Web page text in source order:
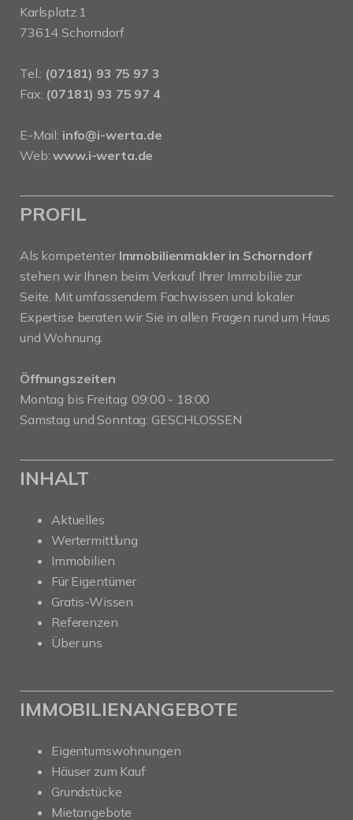
Karlsplatz 1
73614 Schorndorf
Tel.: (07181) 93 75 97 3
Fax: (07181) 93 75 97 4
E-Mail: info@i-werta.de
Web:www.i-werta.de
PROFIL
Als kompetenter Immobilienmakler in Schorndorf
stehen wir Ihnen beim Verkauf Ihrer Immobilie zur
Seite. Mit umfassendem Fachwissen und lokaler
Expertise beraten wir Sie in allen Fragen rund um Haus
und Wohnung.
Öffnungszeiten
Montag bis Freitag: 09:00 - 18:00
Samstag und Sonntag: GESCHLOSSEN
INHALT
Aktuelles
Wertermittlung
Immobilien
Für Eigentümer
Gratis-Wissen
Referenzen
Über uns
IMMOBILIENANGEBOTE
Eigentumswohnungen
Häuser zum Kauf
Grundstücke
Mietangebote